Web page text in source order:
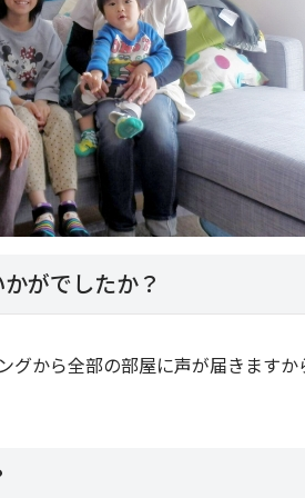
がでしたか？
グから全部の部屋に声が届きますか